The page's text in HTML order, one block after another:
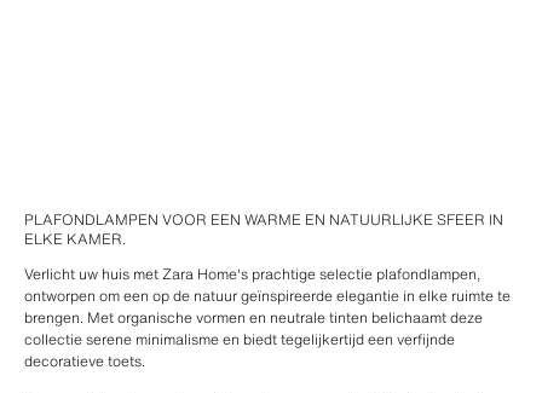
PLAFONDLAMPEN VOOR EEN WARME EN NATUURLIJKE SFEER IN
ELKE KAMER.
Verlicht uw huis met Zara Home's prachtige selectie plafondlampen,
ontworpen om een op de natuur geïnspireerde elegantie in elke ruimte te
brengen. Met organische vormen en neutrale tinten belichaamt deze
collectie serene minimalisme en biedt tegelijkertijd een verfijnde
decoratieve toets.